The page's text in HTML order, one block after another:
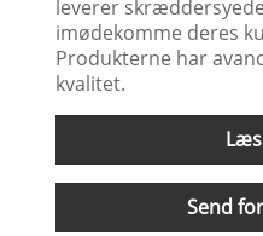
leverer
imødekomme deres
Produkterne har
kvalitet.
Send